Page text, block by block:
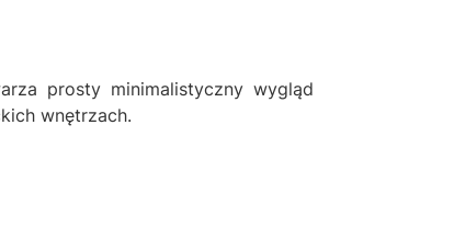
prosty minimalistyczny wygląd
wnętrzach.